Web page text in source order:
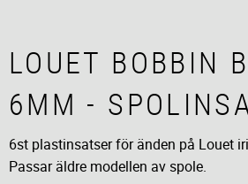
LOUET BOBBIN
6MM -
6st plastinsatser för änden på Louet
Passar äldre modellen av spole.